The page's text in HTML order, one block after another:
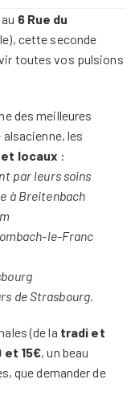
6 Rue du
cette seconde
toutes vos pulsions
des meilleures
les
locaux :
par leurs soins
à Breitenbach
le-Franc
de Strasbourg.
(de la tradi et
et 15€, un beau
que demander de